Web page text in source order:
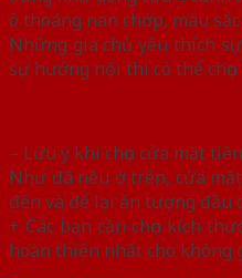
ô thoáng nan chớp, màu
Những gia chủ yêu thích
sự hướng nội thì có thể
– Lưu ý khi chọn cửa mặt tiền
Như đã nêu ở trên, cửa
đến và để lại ấn tượng đầu
+ Các bạn cần chọn kích
hoàn thiện nhất cho không